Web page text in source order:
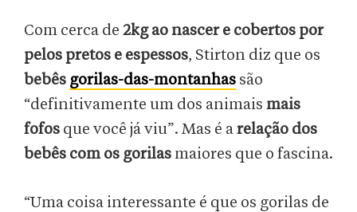
Com cerca de 2kg ao nascer e cobertos por
pelos pretos e espessos, Stirton diz que os
bebês gorilas-das-montanhas são
“definitivamente um dos animais mais
fofos que você já viu”. Mas é arelação dos
bebês com os gorilas maiores que o fascina.
“Uma coisa interessante é que os gorilas de